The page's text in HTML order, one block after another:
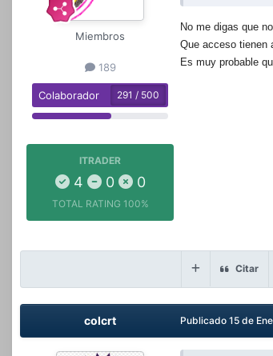
Miembros
189
Colaborador 291 / 500
ITRADER
4 0 0
TOTAL RATING 100%
No me digas que
Que acceso tienen
Es muy probable
Citar
colcrt Publicado 15 de